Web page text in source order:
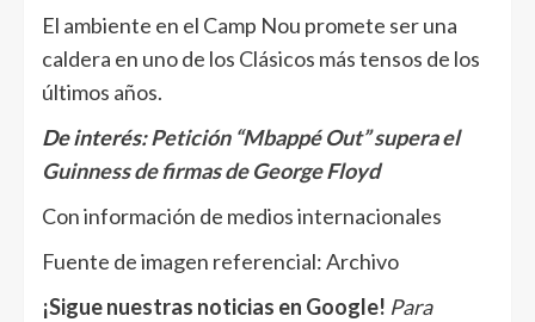
El ambiente en el Camp Nou promete ser una
caldera en uno de los Clásicos más tensos de los
últimos años.
De interés:Petición “Mbappé Out” supera el
Guinness de firmas de George Floyd
Con información de medios internacionales
Fuente de imagen referencial: Archivo
¡Sigue nuestras noticias en Google! Para